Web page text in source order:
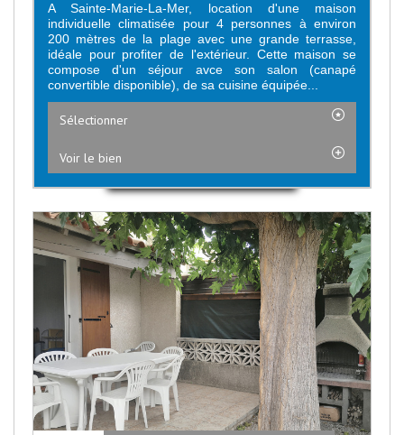
A Sainte-Marie-La-Mer, location d'une maison
individuelle climatisée pour 4 personnes à environ
200 mètres de la plage avec une grande terrasse,
idéale pour profiter de l'extérieur. Cette maison se
compose d'un séjour avce son salon (canapé
convertible disponible), de sa cuisine équipée...
Sélectionner
Voir le bien